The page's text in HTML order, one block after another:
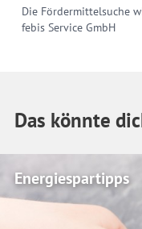
Die Fördermittelsuche
febis Service GmbH
Das könnte
Energiespartipps